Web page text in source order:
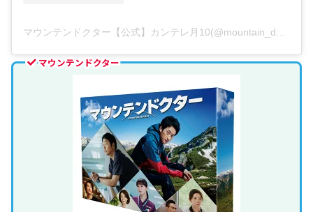
マウンテンドクター